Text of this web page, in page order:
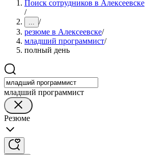
Поиск сотрудников в Алексеевске
/
... /
резюме в Алексеевске/
младший программист/
полный день
младший программист
Резюме